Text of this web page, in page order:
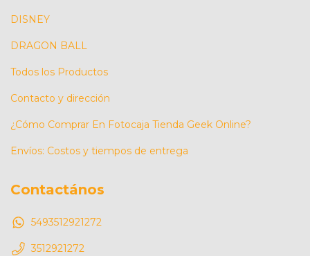
DISNEY
DRAGON BALL
Todos los Productos
Contacto y dirección
¿Cómo Comprar En Fotocaja Tienda Geek Online?
Envíos: Costos y tiempos de entrega
Contactános
5493512921272
3512921272